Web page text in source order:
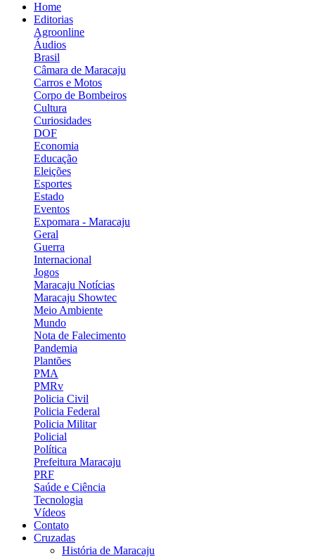
Home
Editorias
Agroonline
Áudios
Brasil
Câmara de Maracaju
Carros e Motos
Corpo de Bombeiros
Cultura
Curiosidades
DOF
Economia
Educação
Eleições
Esportes
Estado
Eventos
Expomara - Maracaju
Geral
Guerra
Internacional
Jogos
Maracaju Notícias
Maracaju Showtec
Meio Ambiente
Mundo
Nota de Falecimento
Pandemia
Plantões
PMA
PMRv
Policia Civil
Policia Federal
Policia Militar
Policial
Política
Prefeitura Maracaju
PRF
Saúde e Ciência
Tecnologia
Vídeos
Contato
Cruzadas
História de Maracaju